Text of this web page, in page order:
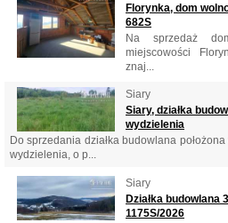
Florynka, dom
682S
Na sprzedaż
miejscowości
znaj...
Siary
Siary, działka
wydzielenia
Do sprzedania działka budowlana
wydzielenia, o p...
Siary
Działka budowlana
1175S/2026